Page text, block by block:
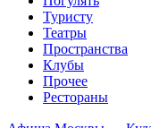
Туристу
Театры
Пространства
Клубы
Прочее
Рестораны